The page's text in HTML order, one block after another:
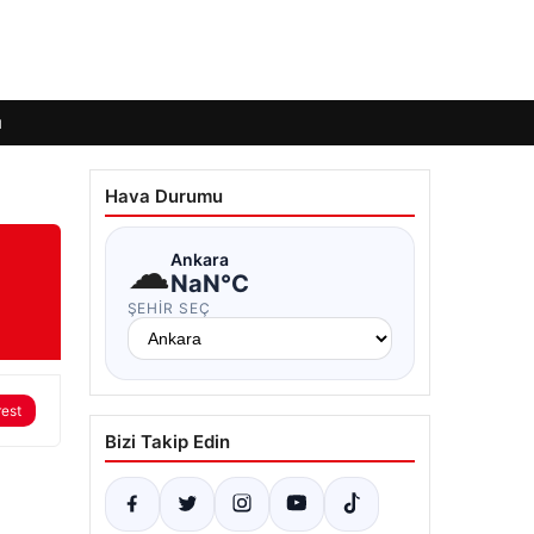
Hava Durumu
☁Ankara
NaN°C
ŞEHIR SEÇ
Bizi Takip Edin